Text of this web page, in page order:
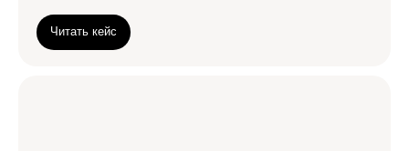
Читать кейс